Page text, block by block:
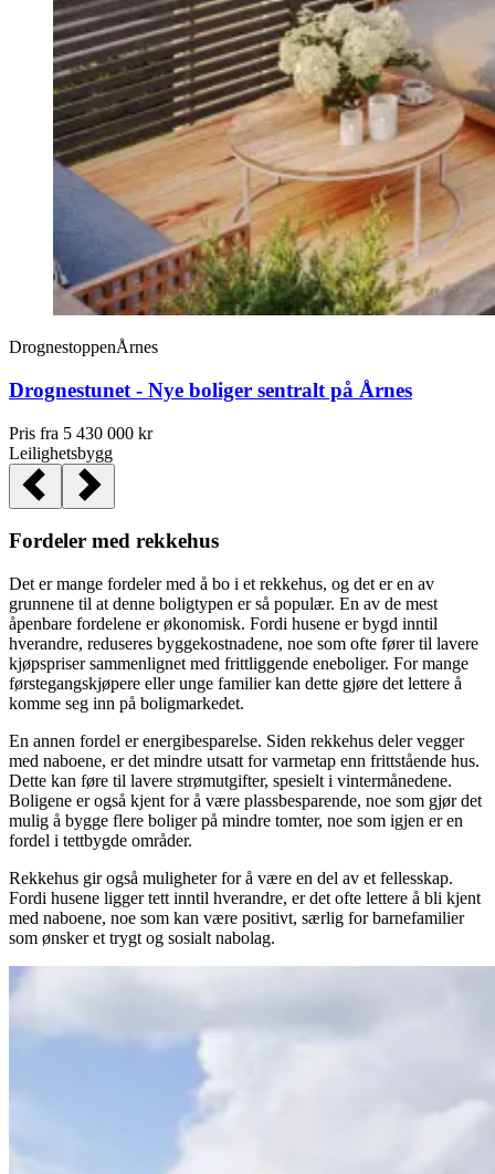
DrognestoppenÅrnes
Drognestunet - Nye boliger sentralt på Årnes
Pris fra 5 430 000 kr
Leilighetsbygg
Fordeler med rekkehus
Det er mange fordeler med å bo i et rekkehus, og det er en av
grunnene til at denne boligtypen er så populær. En av de mest
åpenbare fordelene er økonomisk. Fordi husene er bygd inntil
hverandre, reduseres byggekostnadene, noe som ofte fører til lavere
kjøpspriser sammenlignet med frittliggende eneboliger. For mange
førstegangskjøpere eller unge familier kan dette gjøre det lettere å
komme seg inn på boligmarkedet.
En annen fordel er energibesparelse. Siden rekkehus deler vegger
med naboene, er det mindre utsatt for varmetap enn frittstående hus.
Dette kan føre til lavere strømutgifter, spesielt i vintermånedene.
Boligene er også kjent for å være plassbesparende, noe som gjør det
mulig å bygge flere boliger på mindre tomter, noe som igjen er en
fordel i tettbygde områder.
Rekkehus gir også muligheter for å være en del av et fellesskap.
Fordi husene ligger tett inntil hverandre, er det ofte lettere å bli kjent
med naboene, noe som kan være positivt, særlig for barnefamilier
som ønsker et trygt og sosialt nabolag.